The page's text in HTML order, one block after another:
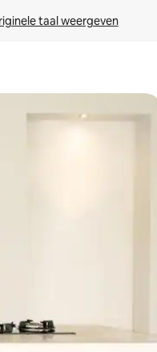
taal weergeven
óf door te tikken of